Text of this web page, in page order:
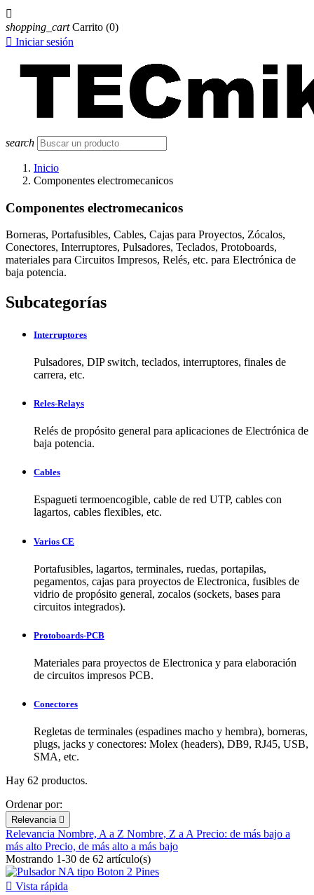

shopping_cart Carrito (0)
 Iniciar sesión
search
Inicio
Componentes electromecanicos
Componentes electromecanicos
Borneras, Portafusibles, Cables, Cajas para Proyectos, Zócalos,
Conectores, Interruptores, Pulsadores, Teclados, Protoboards,
materiales para Circuitos Impresos, Relés, etc. para Electrónica de
baja potencia.
Subcategorías
Interruptores
Pulsadores, DIP switch, teclados, interruptores, finales de
carrera, etc.
Reles-Relays
Relés de propósito general para aplicaciones de Electrónica de
baja potencia.
Cables
Espagueti termoencogible, cable de red UTP, cables con
lagartos, cables flexibles, etc.
Varios CE
Portafusibles, lagartos, terminales, ruedas, portapilas,
pegamentos, cajas para proyectos de Electronica, fusibles de
vidrio de propósito general, zocalos (sockets, bases para
circuitos integrados).
Protoboards-PCB
Materiales para proyectos de Electronica y para elaboración
de circuitos impresos PCB.
Conectores
Regletas de terminales (espadines macho y hembra), borneras,
plugs, jacks y conectores: Molex (headers), DB9, RJ45, USB,
SMA, etc.
Hay 62 productos.
Ordenar por:
Relevancia 
Relevancia Nombre, A a Z Nombre, Z a APrecio: de más bajo a
más alto Precio, de más alto a más bajo
Mostrando 1-30 de 62 artículo(s)
 Vista rápida